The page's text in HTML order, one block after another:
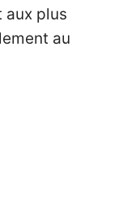
aux plus
au